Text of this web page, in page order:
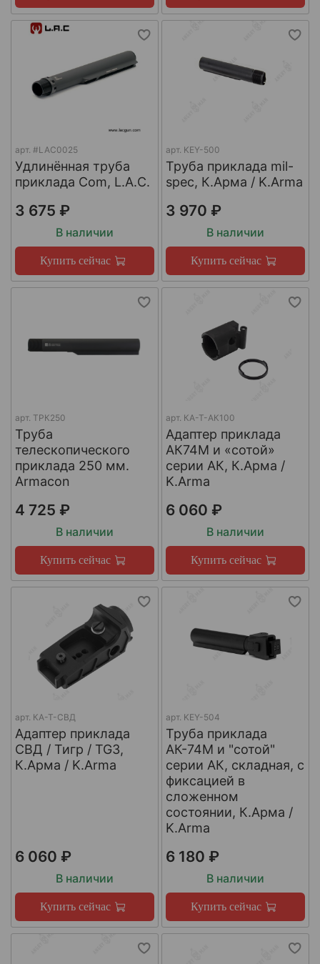
арт. #LAC0025
Удлинённая труба
приклада Com, L.A.C.
3 675 ₽
В наличии
Купить сейчас
арт. KEY-500
Труба приклада mil-
spec, К.Арма / K.Arma
3 970 ₽
В наличии
Купить сейчас
арт. ТРК250
Труба
телескопического
приклада 250 мм.
Armacon
4 725 ₽
В наличии
Купить сейчас
арт. КА-Т-АК100
Адаптер приклада
АК74М и «сотой»
серии АК, К.Арма /
K.Arma
6 060 ₽
В наличии
Купить сейчас
арт. КА-Т-СВД
Адаптер приклада
СВД / Тигр / TG3,
К.Арма / K.Arma
6 060 ₽
В наличии
Купить сейчас
арт. KEY-504
Труба приклада
АК-74М и "сотой"
серии АК, складная, с
фиксацией в
сложенном
состоянии, К.Арма /
K.Arma
6 180 ₽
В наличии
Купить сейчас